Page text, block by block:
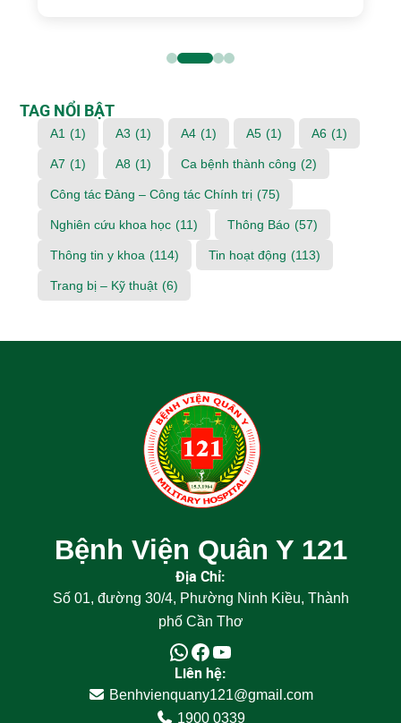
TAG NỔI BẬT
A1 (1) A3 (1) A4 (1) A5 (1) A6 (1)
A7 (1) A8 (1) Ca bệnh thành công (2)
Công tác Đảng – Công tác Chính trị (75)
Nghiên cứu khoa học (11) Thông Báo (57)
Thông tin y khoa (114) Tin hoạt động (113)
Trang bị – Kỹ thuật (6)
Bệnh Viện Quân Y 121
Địa Chỉ:
Số 01, đường 30/4, Phường Ninh Kiều, Thành
phố Cần Thơ
Liên hệ:
Benhvienquany121@gmail.com
1900 0339